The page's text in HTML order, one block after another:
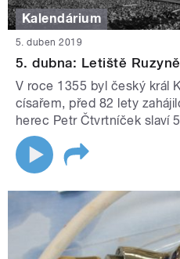
Kalendárium
5. duben 2019
5. dubna: Letiště
V roce 1355 byl český král
císařem, před 82 lety
herec Petr Čtvrtníček slaví